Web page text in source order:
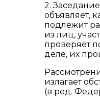
2.
объявляет,
подлежит
из лиц,
проверяет
деле, их
излагает
(в ред.